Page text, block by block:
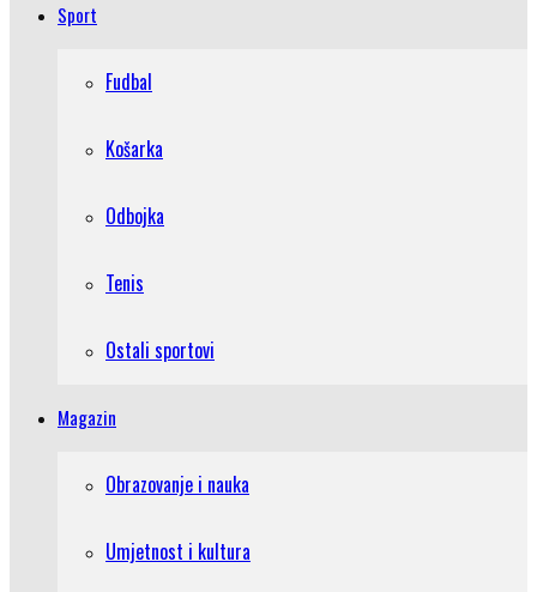
Sport
Fudbal
Košarka
Odbojka
Tenis
Ostali sportovi
Magazin
Obrazovanje i nauka
Umjetnost i kultura